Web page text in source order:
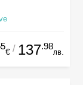
€ / 137.98
лв.